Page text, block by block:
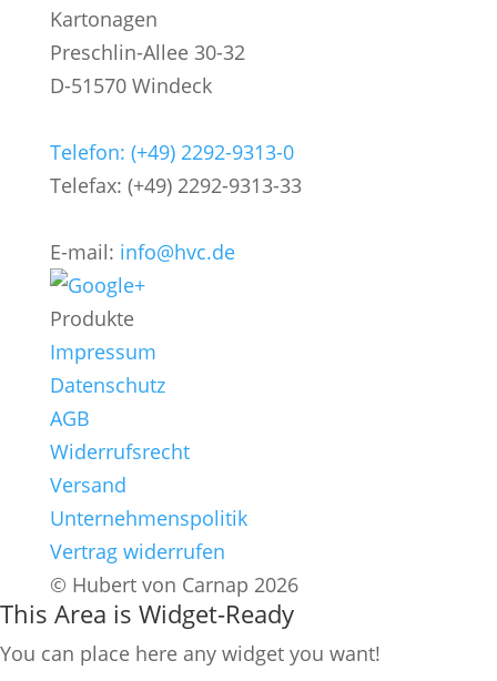
Kartonagen
Preschlin-Allee 30-32
D-51570 Windeck
Telefon: (+49) 2292-9313-0
Telefax: (+49) 2292-9313-33
E-mail: info@hvc.de
Produkte
Impressum
Datenschutz
AGB
Widerrufsrecht
Versand
Unternehmenspolitik
Vertrag widerrufen
© Hubert von Carnap 2026
This Area is Widget-Ready
You can place here any widget you want!